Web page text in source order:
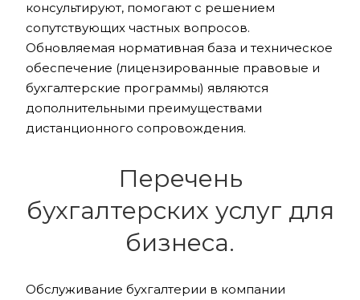
консультируют, помогают с решением
сопутствующих частных вопросов.
Обновляемая нормативная база и техническое
обеспечение (лицензированные правовые и
бухгалтерские программы) являются
дополнительными преимуществами
дистанционного сопровождения.
Перечень
бухгалтерских услуг для
бизнеса.
Обслуживание бухгалтерии в компании